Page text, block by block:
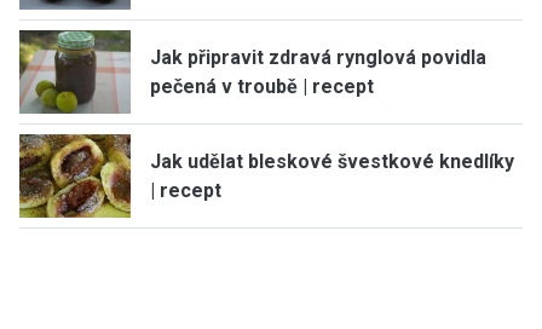
Jak připravit zdravá rynglová povidla
pečená v troubě | recept
Jak udělat bleskové švestkové knedlíky
| recept